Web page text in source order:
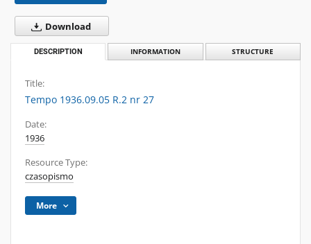
Download
DESCRIPTION INFORMATION STRUCTURE
Title:
Tempo 1936.09.05 R.2 nr 27
Date:
1936
Resource Type:
czasopismo
More